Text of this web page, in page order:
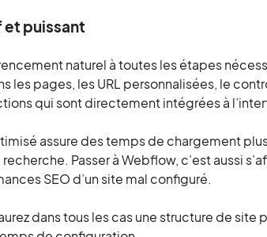
et puissant
naturel à toutes les étapes
les pages, les URL personnalisées, le
qui sont directement intégrées à
assure des temps de chargement
Passer à Webflow, c’est aussi
SEO d’un site mal configuré.
dans tous les cas une structure de site